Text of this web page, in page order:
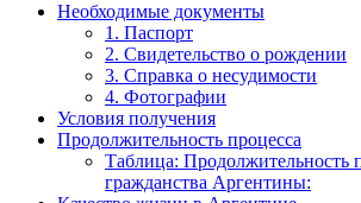
Необходимые документы
1. Паспорт
2. Свидетельство о рождении
3. Справка о несудимости
4. Фотографии
Условия получения
Продолжительность процесса
Таблица: Продолжительность
гражданства Аргентины: